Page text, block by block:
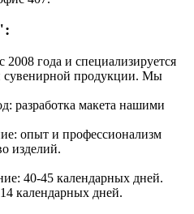
года и специализируется
сувенирной продукции. Мы
макета нашими
опыт и профессионализм
изделий.
40-45 календарных дней.
календарных дней.